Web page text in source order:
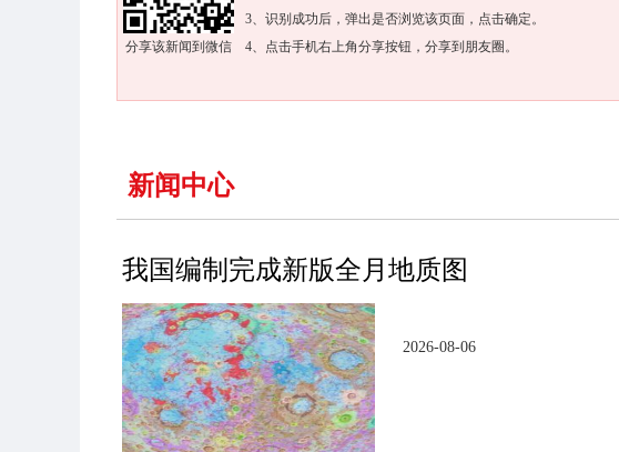
分享该新闻到微信
3、识别成功后，弹出是否浏览该页面，点击确定。
4、点击手机右上角分享按钮，分享到朋友圈。
新闻中心
我国编制完成新版全月地质图
2026-08-06